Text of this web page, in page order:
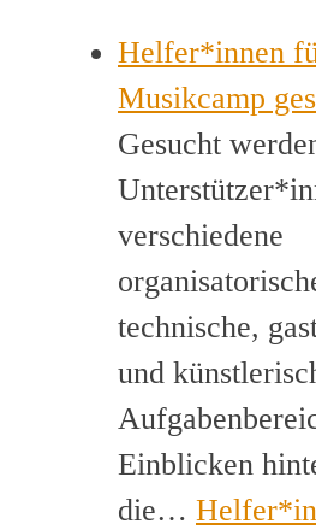
Helfer*innen
Musikcamp
Gesucht
verschiedene
technische,
und
Einblicken
die…